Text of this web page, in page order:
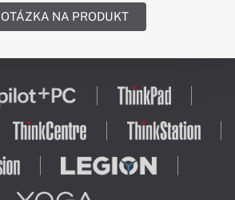
OTÁZKA NA PRODUKT